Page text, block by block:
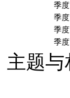
季度
季度
季度
季度
主题